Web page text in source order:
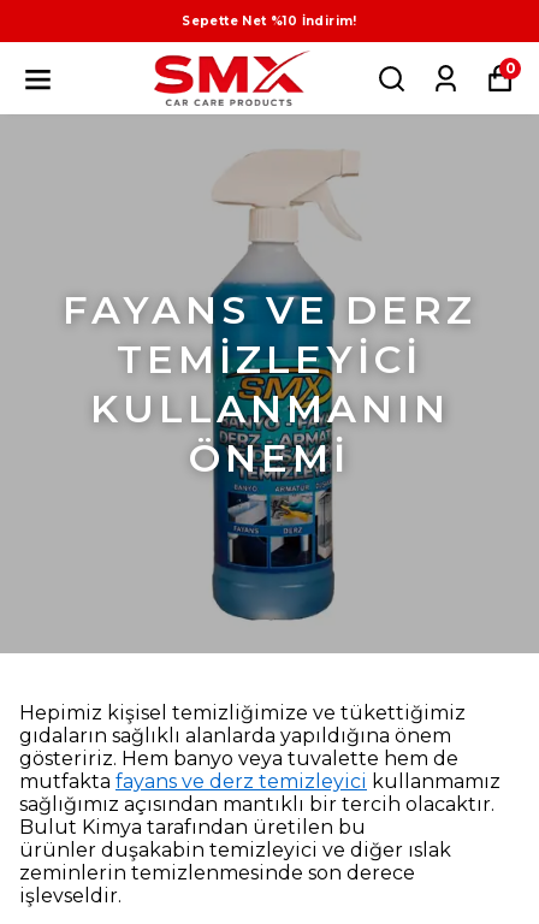
Sepette Net %10 İndirim!
0
FAYANS VE DERZ
TEMİZLEYİCİ
KULLANMANIN
ÖNEMİ
Hepimiz kişisel temizliğimize ve tükettiğimiz
gıdaların sağlıklı alanlarda yapıldığına önem
gösteririz. Hem banyo veya tuvalette hem de
mutfakta fayans ve derz temizleyici kullanmamız
sağlığımız açısından mantıklı bir tercih olacaktır.
Bulut Kimya tarafından üretilen bu
ürünler duşakabin temizleyici ve diğer ıslak
zeminlerin temizlenmesinde son derece
işlevseldir.